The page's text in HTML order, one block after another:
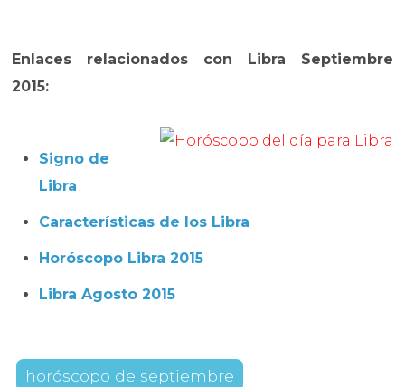
Enlaces relacionados con Libra Septiembre
2015:
Signo de
Libra
Características de los Libra
Horóscopo Libra 2015
Libra Agosto 2015
horóscopo de septiembre